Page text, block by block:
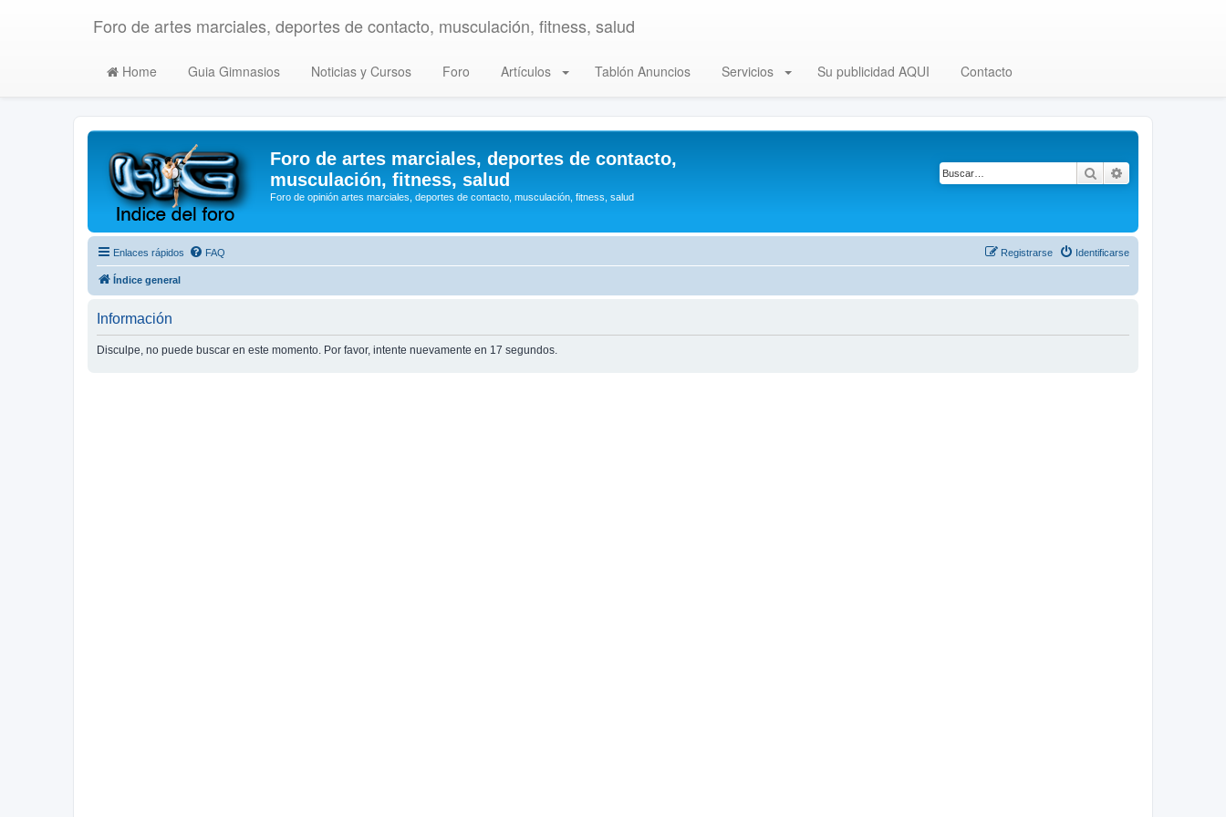
Foro de artes marciales, deportes de contacto, musculación, fitness, salud
Home Guia Gimnasios Noticias y Cursos Foro Artículos Tablón Anuncios Servicios Su publicidad AQUI Contacto
Foro de artes marciales, deportes de contacto,
musculación, fitness, salud
Foro de opinión artes marciales, deportes de contacto, musculación, fitness, salud
Buscar
Enlaces rápidos FAQ Identificarse
Registrarse
Índice general
Información
Disculpe, no puede buscar en este momento. Por favor, intente nuevamente en 17 segundos.